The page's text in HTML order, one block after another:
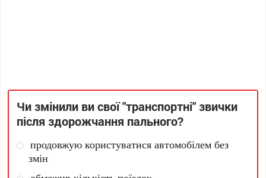
Чи змінили ви свої "транспортні" звички
після здорожчання пального?
продовжую користуватися автомобілем без
змін